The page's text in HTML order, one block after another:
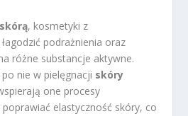
, kosmetyki z
podrażnienia oraz
różne substancje aktywne.
nie w pielęgnacji skóry
one procesy
elastyczność skóry, co